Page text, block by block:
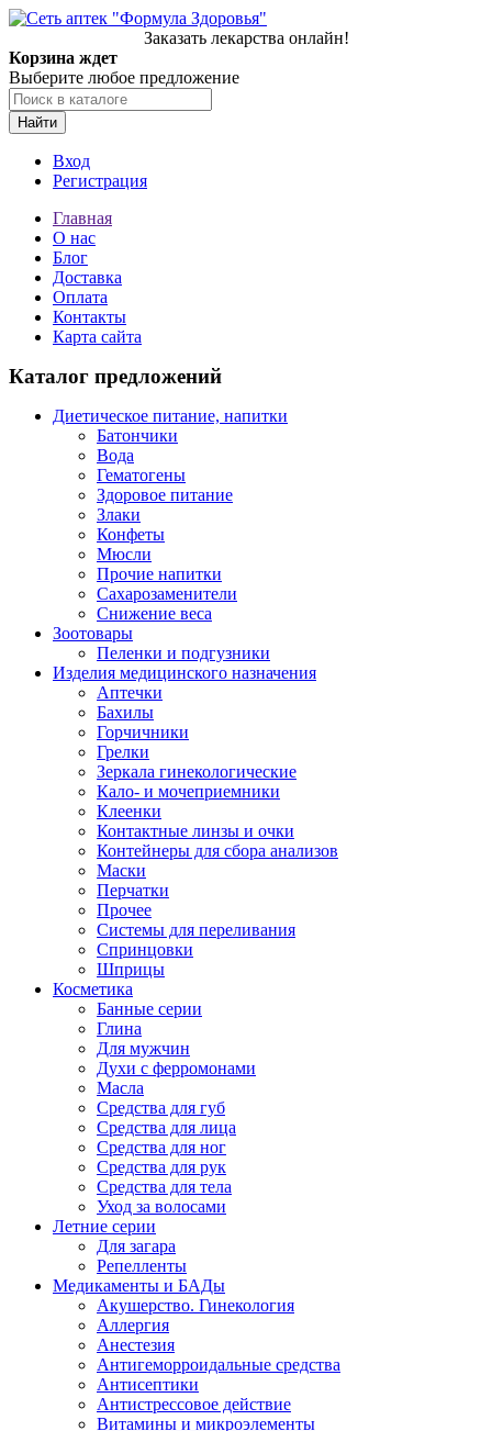
Заказать лекарства онлайн!
Корзина ждет
Выберите любое предложение
Найти
Вход
Регистрация
Главная
О нас
Блог
Доставка
Оплата
Контакты
Карта сайта
Каталог предложений
Диетическое питание, напитки
Батончики
Вода
Гематогены
Здоровое питание
Злаки
Конфеты
Мюсли
Прочие напитки
Сахарозаменители
Снижение веса
Зоотовары
Пеленки и подгузники
Изделия медицинского назначения
Аптечки
Бахилы
Горчичники
Грелки
Зеркала гинекологические
Кало- и мочеприемники
Клеенки
Контактные линзы и очки
Контейнеры для сбора анализов
Маски
Перчатки
Прочее
Системы для переливания
Спринцовки
Шприцы
Косметика
Банные серии
Глина
Для мужчин
Духи с ферромонами
Масла
Средства для губ
Средства для лица
Средства для ног
Средства для рук
Средства для тела
Уход за волосами
Летние серии
Для загара
Репелленты
Медикаменты и БАДы
Акушерство. Гинекология
Аллергия
Анестезия
Антигеморроидальные средства
Антисептики
Антистрессовое действие
Витамины и микроэлементы